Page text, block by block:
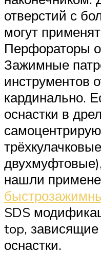
отверстий с
могут
Перфораторы
Зажимные
инструментов
кардинально.
оснастки в
нашли
SDS
top, зависящие
оснастки.